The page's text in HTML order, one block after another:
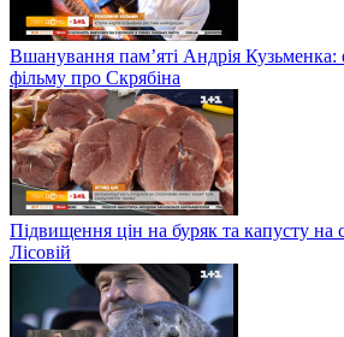
Вшанування пам’яті Андрія Кузьменка:
фільму про Скрябіна
Підвищення цін на буряк та капусту
Лісовій